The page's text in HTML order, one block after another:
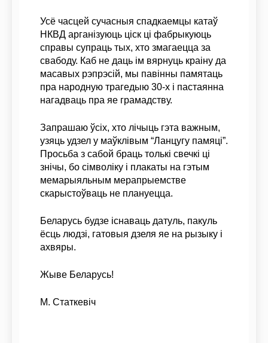
Усё часцей сучасныя спадкаемцы катаў
НКВД арганізуюць ціск ці фабрыкуюць
справы супраць тых, хто змагаецца за
свабоду. Каб не даць ім вярнуць краіну да
масавых рэпрэсій, мы павінны памятаць
пра народную трагедыю 30-х і пастаянна
нагадваць пра яе грамадству.
Запрашаю ўсіх, хто лічыць гэта важным,
узяць удзел у маўклівым “Ланцугу памяці”.
Просьба з сабой браць толькі свечкі ці
знічы, бо сімволіку і плакаты на гэтым
мемарыяльным мерапрыемстве
скарыстоўваць не плануецца.
Беларусь будзе існаваць датуль, пакуль
ёсць людзі, гатовыя дзеля яе на рызыку і
ахвяры.
Жыве Беларусь!
М. Статкевіч